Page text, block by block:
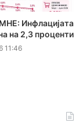
Инфлацијата
на 2,3 проценти
11:46